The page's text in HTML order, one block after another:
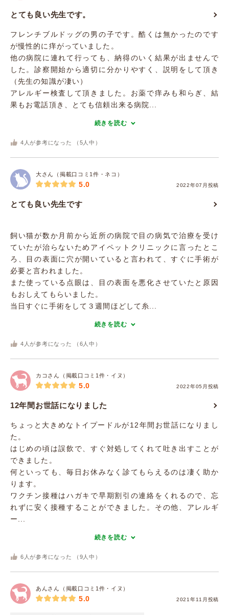
とても良い先生です。
フレンチブルドッグの男の子です。酷くは無かったのです
が慢性的に痒がっていました。
他の病院に連れて行っても、納得のいく結果が出ませんで
した。診察開始から適切に分かりやすく、説明をして頂き
（先生の知識が凄い）
アレルギー検査して頂きました。お薬で痒みも和らぎ、結
果もお電話頂き、とても信頼出来る病院...
続きを読む
4 人が参考になった （ 5 人中）
大さん（掲載口コミ1件・ネコ）
2022年07月投稿
5.0
とても良い先生です
飼い猫が数か月前から近所の病院で目の病気で治療を受け
ていたが治らないためアイペットクリニックに言ったとこ
ろ、目の表面に穴が開いていると言われて、すぐに手術が
必要と言われました。
また使っている点眼は、目の表面を悪化させていたと原因
もおしえてもらいました。
当日すぐに手術をして３週間ほどして糸...
続きを読む
4 人が参考になった （ 6 人中）
カコさん（掲載口コミ1件・イヌ）
2022年05月投稿
5.0
12年間お世話になりました
ちょっと大きめなトイプードルが12年間お世話になりまし
た。
はじめの頃は誤飲で、すぐ対処してくれて吐き出すことが
できました。
何といっても、毎日お休みなく診てもらえるのは凄く助か
ります。
ワクチン接種はハガキで早期割引の連絡をくれるので、忘
れずに安く接種することができました。その他、アレルギ
ー...
続きを読む
6 人が参考になった （ 9 人中）
あんさん（掲載口コミ1件・イヌ）
2021年11月投稿
5.0